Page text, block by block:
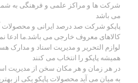
شرکت ها و مراکز علمی و فرهنگی به
می باشد
پاپکو شرکت صد درصد ایرانی و محصولات
کالاهای معروف خارجی می باشد.ما ادعا
لوازم التحریر و مدیریت اسناد و مدارک
همیشه پاپکو را انتخاب می کنند
در هر زمان و هر مکان سخن از مدیریت
به میان می آید محصولات پاپکو یکی از